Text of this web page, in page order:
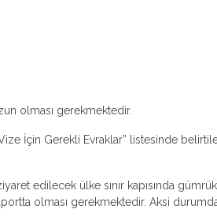
olması gerekmektedir.
İçin Gerekli Evraklar” listesinde
edilecek ülke sınır kapısında
olması gerekmektedir. Aksi